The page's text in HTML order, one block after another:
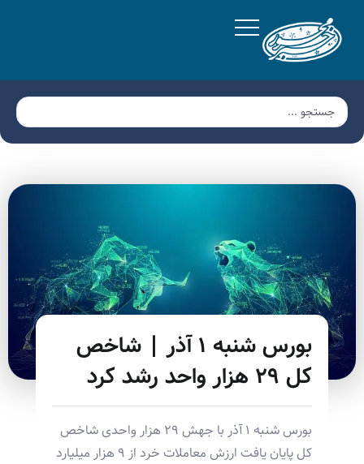
بورس شنبه ۱ آذر | شاخص
کل ۲۹ هزار واحد رشد کرد
بورس شنبه ۱ آذر با جهش ۲۹ هزار واحدی شاخص
کل پایان یافت ارزش معاملات خرد از ۹ هزار میلیارد